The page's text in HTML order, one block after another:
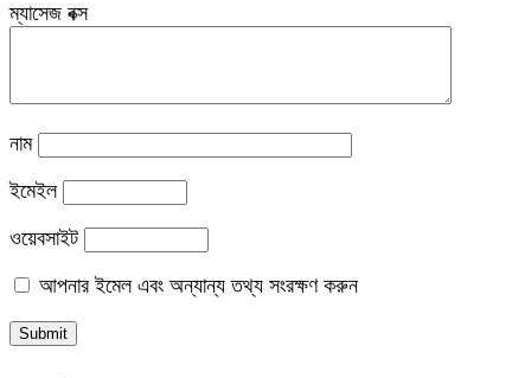
ম্যাসেজ বক্স
নাম
ইমেইল
ওয়েবসাইট
আপনার ইমেল এবং অন্যান্য তথ্য সংরক্ষণ করুন